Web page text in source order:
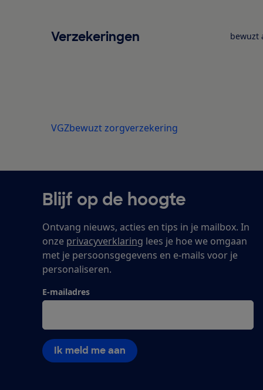
Verzekeringen bewuzt
VGZbewuzt zorgverzekering
Blijf op de hoogte
Ontvang nieuws, acties en tips in je mailbox. In
onze privacyverklaring lees je hoe we omgaan
met je persoonsgegevens en e-mails voor je
personaliseren.
E-mailadres
Ik meld me aan